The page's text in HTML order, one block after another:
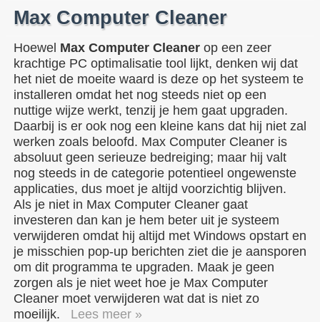
Max Computer Cleaner
Hoewel Max Computer Cleaner op een zeer
krachtige PC optimalisatie tool lijkt, denken wij dat
het niet de moeite waard is deze op het systeem te
installeren omdat het nog steeds niet op een
nuttige wijze werkt, tenzij je hem gaat upgraden.
Daarbij is er ook nog een kleine kans dat hij niet zal
werken zoals beloofd. Max Computer Cleaner is
absoluut geen serieuze bedreiging; maar hij valt
nog steeds in de categorie potentieel ongewenste
applicaties, dus moet je altijd voorzichtig blijven.
Als je niet in Max Computer Cleaner gaat
investeren dan kan je hem beter uit je systeem
verwijderen omdat hij altijd met Windows opstart en
je misschien pop-up berichten ziet die je aansporen
om dit programma te upgraden. Maak je geen
zorgen als je niet weet hoe je Max Computer
Cleaner moet verwijderen wat dat is niet zo
moeilijk.
Lees meer »